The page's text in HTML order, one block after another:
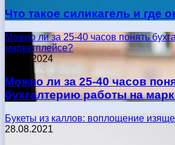
Что такое силикагель и где
Можно ли за 25-40 часов понять
маркетплейсе?
17.05.2024
Можно ли за 25-40 часов
бухгалтерию работы на
Букеты из каллов: воплощение
28.08.2021